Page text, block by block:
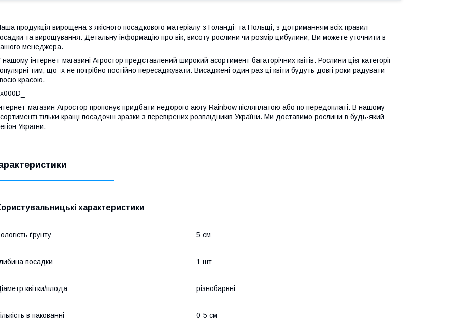
продукція вирощена з якісного посадкового матеріалу з Голандії та Польщі, з дотриманням всіх правил
та вирощування. Детальну інформацію про вік, висоту рослини чи розмір цибулини, Ви можете уточнити в
менеджера.
нашому інтернет-магазині Агростор представлений широкий асортимент багаторічних квітів. Рослини цієї категорії
тим, що їх не потрібно постійно пересаджувати. Висаджені один раз ці квіти будуть довгі роки радувати
красою.
_x000D_
магазин Агростор пропонує придбати недорого аюгу Rainbow післяплатою або по передоплаті. В нашому
тільки кращі посадочні зразки з перевірених розплідників України. Ми доставимо рослини в будь-який
України.
характеристики
ґрунту 5 см
посадки 1 шт
квітки/плода різнобарвні
в пакованні 0-5 см